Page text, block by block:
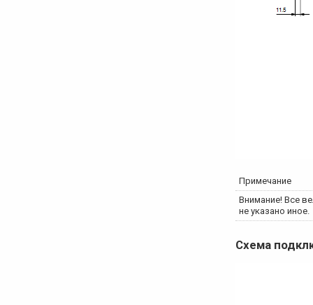
Примечание
Внимание! Все
не указано иное.
Схема